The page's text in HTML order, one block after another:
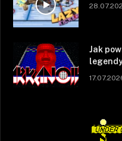
Jak